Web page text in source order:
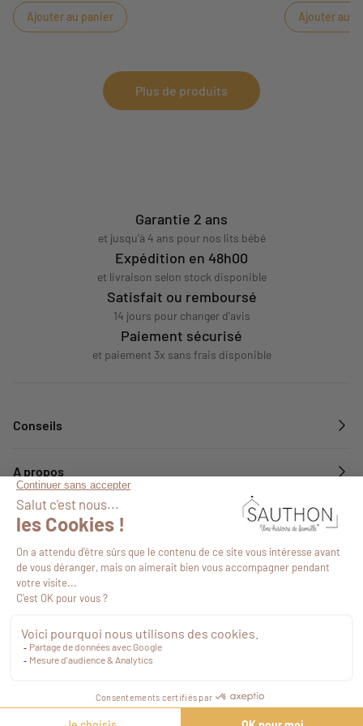
ses couleurs contrastées et ses jouets rigolos, elle
sera parfaite pour l'éveil de l'enfant.
Ajouter au panier
permettre à
s'amusant !
Ajouter au
Plus de produits
9,90 €TTC Commander
Garantie 2 ans
et jusqu'à 4 ans pour nos lits bébé
Expédition en 48h00
et livraison selon stock disponible
Satisfait ou remboursé
14 jours pour changer d'avis
Paiement sécurisé
et paiement 3x sans frais disponible
Conseils
A propos
Services
Suivez-nous